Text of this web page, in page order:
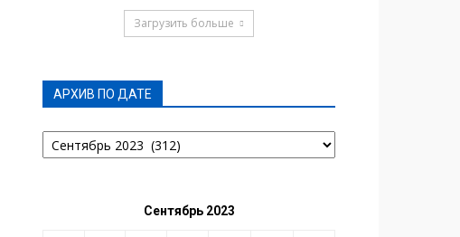
Загрузить больше
АРХИВ ПО ДАТЕ
АРХИВ
ПО
Сентябрь 2023